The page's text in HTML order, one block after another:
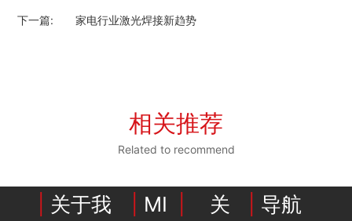
下一篇: 家电行业激光焊接新趋势
相关推荐
Related to recommend
关于我
MI
关
导航